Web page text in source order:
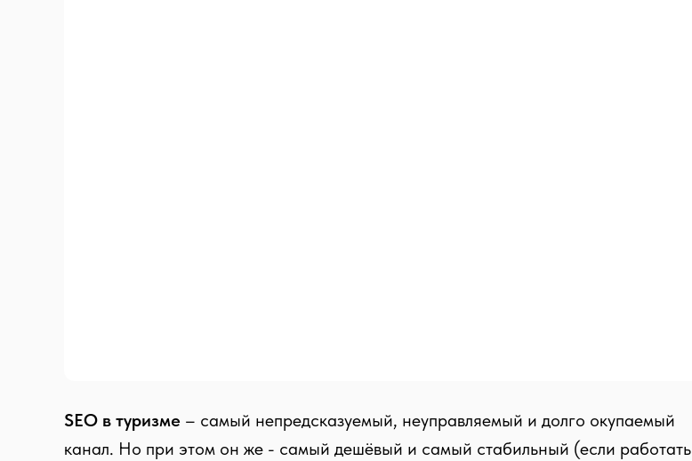
SEO в туризме – самый непредсказуемый, неуправляемый и долго окупаемый
канал. Но при этом он же - самый дешёвый и самый стабильный (если работать